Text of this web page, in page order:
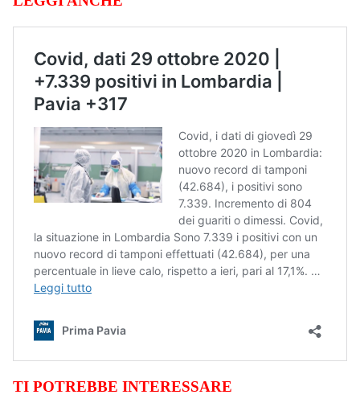
TI POTREBBE INTERESSARE